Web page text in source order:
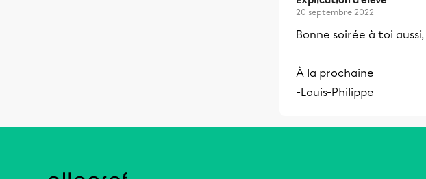
20 septembre 2022
Bonne soirée à toi
À la prochaine
-Louis-Philippe